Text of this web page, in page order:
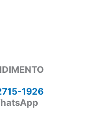
1926